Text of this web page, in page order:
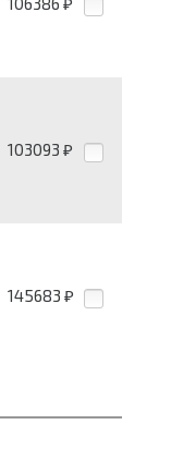
₽
103093 ₽
145683 ₽